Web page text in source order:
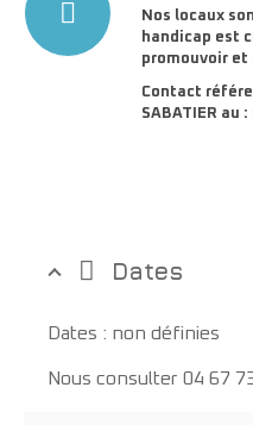
Nos locaux
handicap est
promouvoir et
Contact
SABATIER au
Dates
Dates : non définies
Nous consulter 04 67